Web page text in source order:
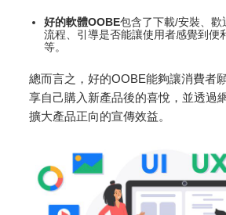
好的軟體OOBE包含了下載/安裝、歡
流程、引導是否能讓使用者感覺到
等。
總而言之，好的OOBE能夠讓消費者
享自己購入新產品後的喜悅，並透過
擴大產品正向的宣傳效益。